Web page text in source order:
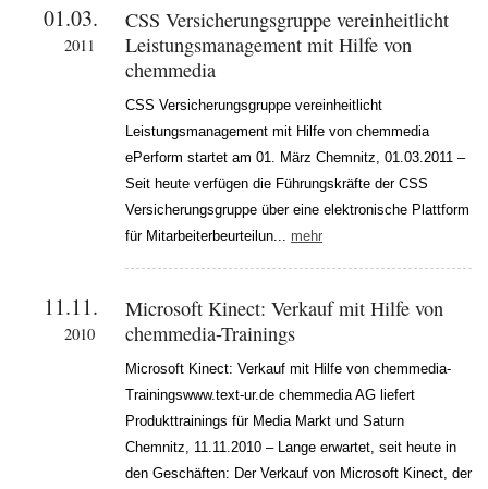
01.03.
2011
CSS Versicherungsgruppe vereinheitlicht
Leistungsmanagement mit Hilfe von
chemmedia
CSS Versicherungsgruppe vereinheitlicht
Leistungsmanagement mit Hilfe von chemmedia
ePerform startet am 01. März Chemnitz, 01.03.2011 –
Seit heute verfügen die Führungskräfte der CSS
Versicherungsgruppe über eine elektronische Plattform
für Mitarbeiterbeurteilun... mehr
11.11.
2010
Microsoft Kinect: Verkauf mit Hilfe von
chemmedia-Trainings
Microsoft Kinect: Verkauf mit Hilfe von chemmedia-
Trainingswww.text-ur.de chemmedia AG liefert
Produkttrainings für Media Markt und Saturn
Chemnitz, 11.11.2010 – Lange erwartet, seit heute in
den Geschäften: Der Verkauf von Microsoft Kinect, der